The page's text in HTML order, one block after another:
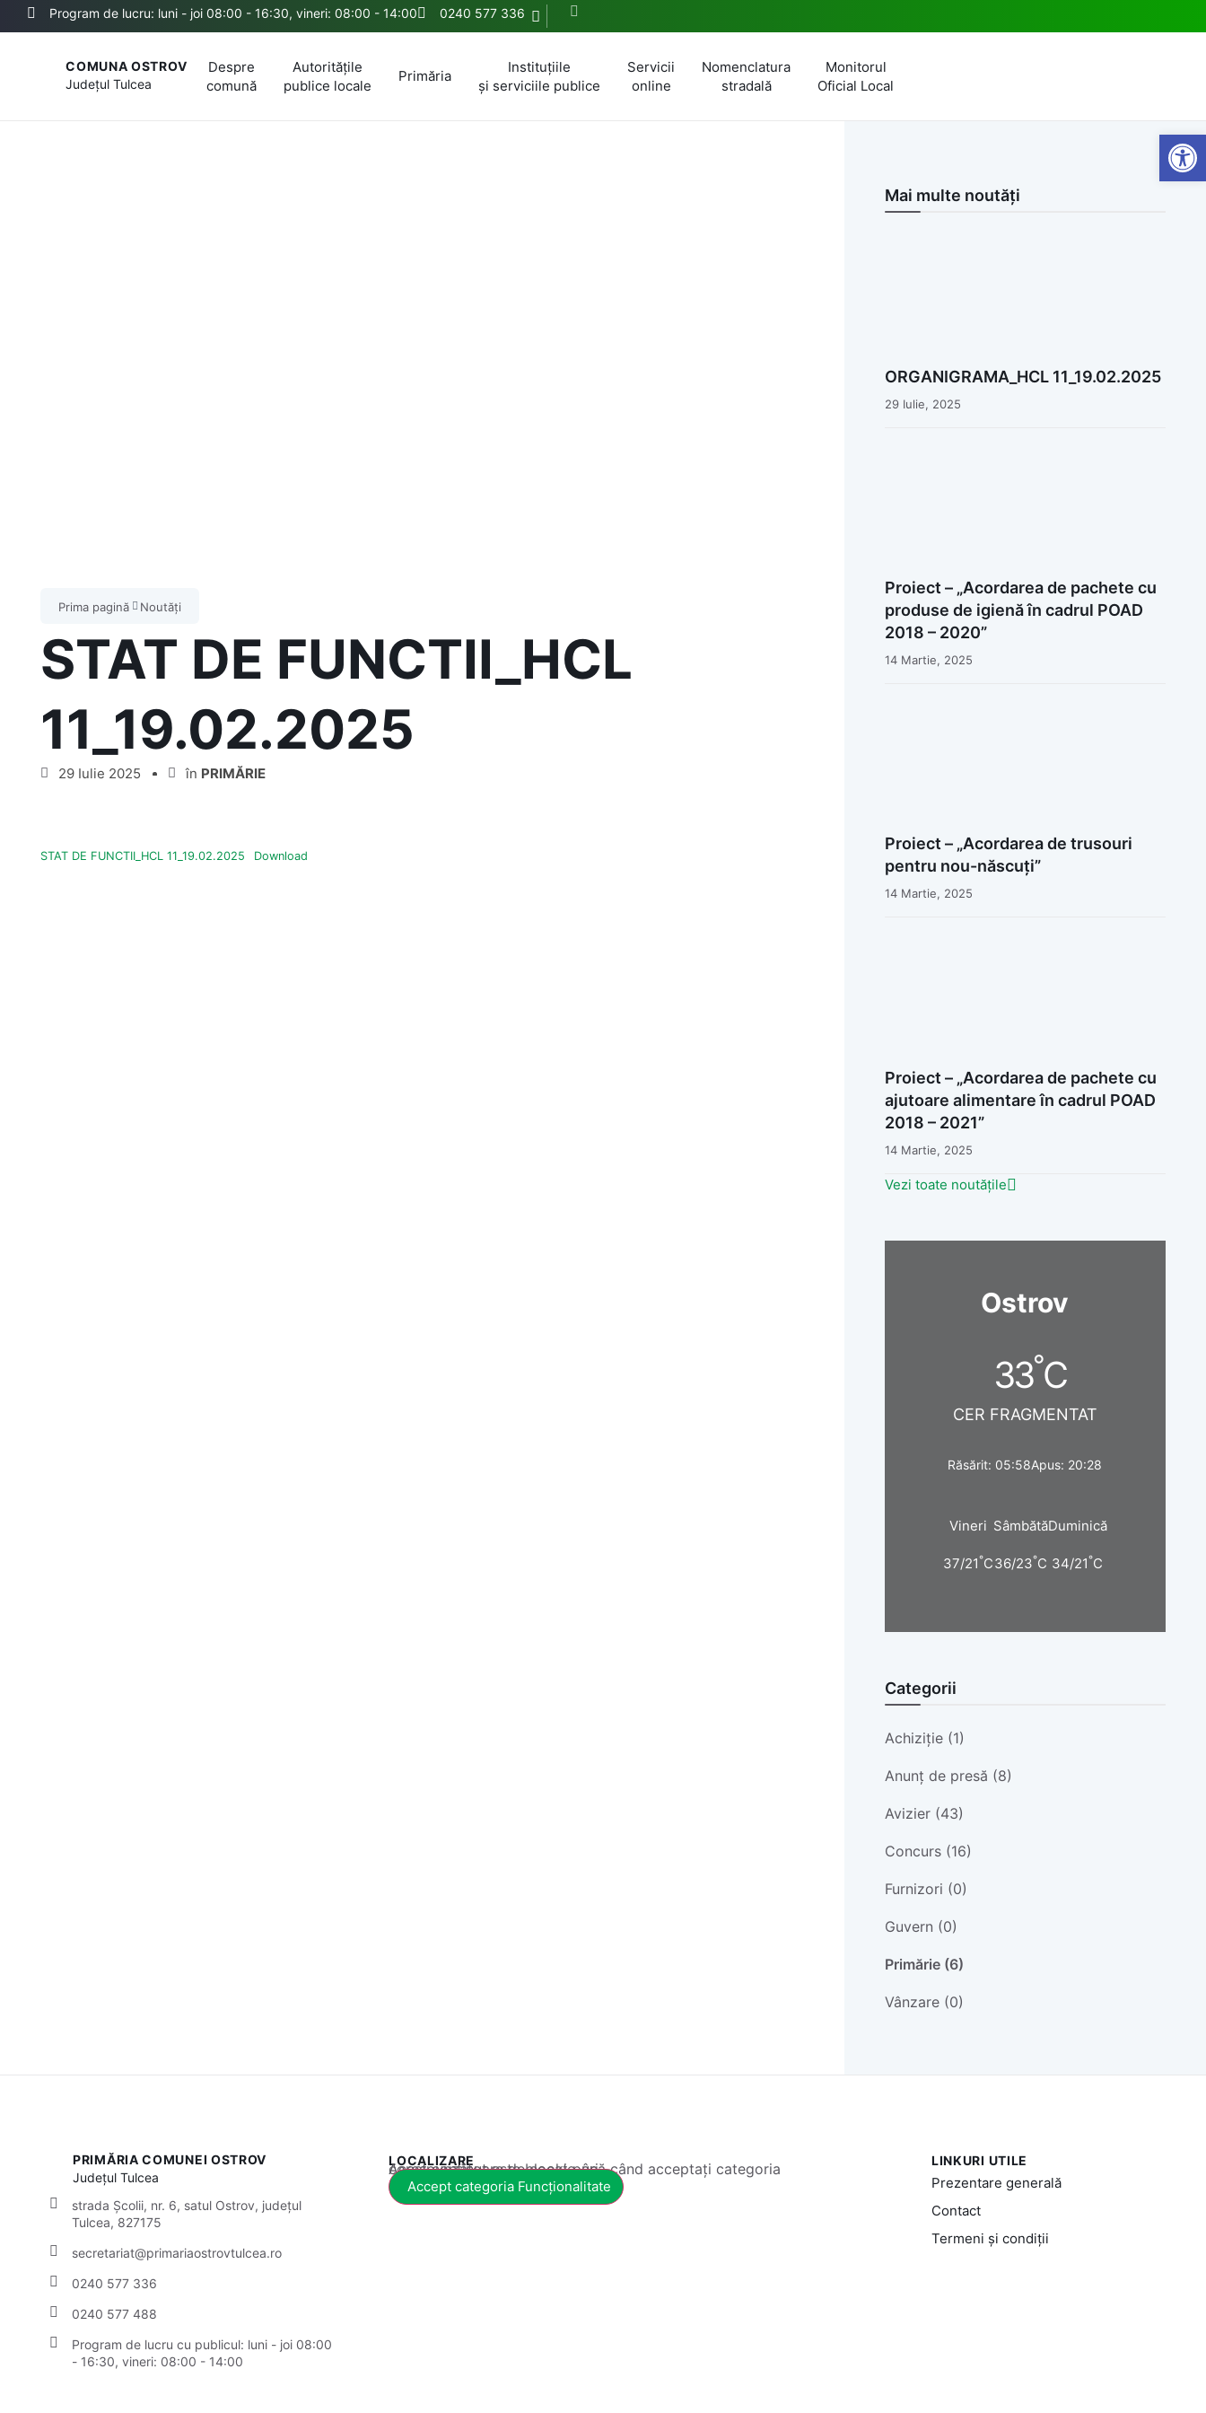
Program de lucru: luni - joi 08:00 - 16:30, vineri: 08:00 - 14:00 0240 577 336
COMUNA OSTROV
JudețulTulcea
Despre
comună
Autoritățile
publice locale
Primăria
Instituțiile
și serviciile publice
Servicii
online
Nomenclatura
stradală
Monitorul
Oficial Local
Prima pagină Noutăți
STAT DE FUNCTII_HCL
11_19.02.2025
29 Iulie 2025 în PRIMĂRIE
STAT DE FUNCTII_HCL 11_19.02.2025 Download
Mai multe noutăți
ORGANIGRAMA_HCL 11_19.02.2025
29 Iulie, 2025
Proiect – „Acordarea de pachete cu
produse de igienă în cadrul POAD
2018 – 2020”
14 Martie, 2025
Proiect – „Acordarea de trusouri
pentru nou-născuți”
14 Martie, 2025
Proiect – „Acordarea de pachete cu
ajutoare alimentare în cadrul POAD
2018 – 2021”
14 Martie, 2025
Vezi toate noutățile
Ostrov
33°C
CER FRAGMENTAT
Răsărit: 05:58Apus: 20:28
Vineri
37/21°C
Sâmbătă
36/23°C
Duminică
34/21°C
Categorii
Achiziție (1)
Anunț de presă (8)
Avizier (43)
Concurs (16)
Furnizori (0)
Guvern (0)
Primărie (6)
Vânzare (0)
PRIMĂRIA COMUNEI OSTROV
JudețulTulcea
strada Școlii, nr. 6, satul Ostrov, județul
Tulcea, 827175
secretariat@primariaostrovtulcea.ro
0240 577 336
0240 577 488
Program de lucru cu publicul: luni - joi 08:00
- 16:30, vineri: 08:00 - 14:00
LOCALIZARE
Acest conținut este blocat până când acceptați categoria corespunzătoare de cookie-uri.
Accept categoria Funcționalitate
LINKURI UTILE
Prezentare generală
Contact
Termeni și condiții